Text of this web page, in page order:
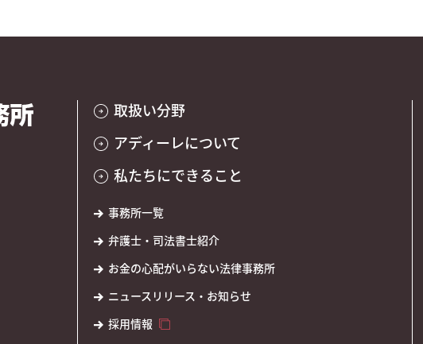
取扱い分野
アディーレについて
私たちにできること
事務所一覧
弁護士・司法書士紹介
お金の心配がいらない法律事務所
ニュースリリース・お知らせ
採用情報